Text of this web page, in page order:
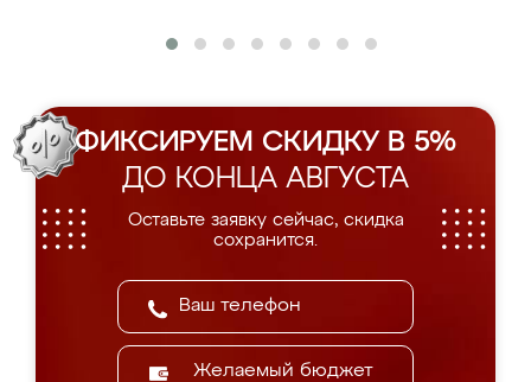
ФИКСИРУЕМ СКИДКУ В 5%
ДО КОНЦА АВГУСТА
Оставьте заявку сейчас, скидка
сохранится.
Желаемый бюджет